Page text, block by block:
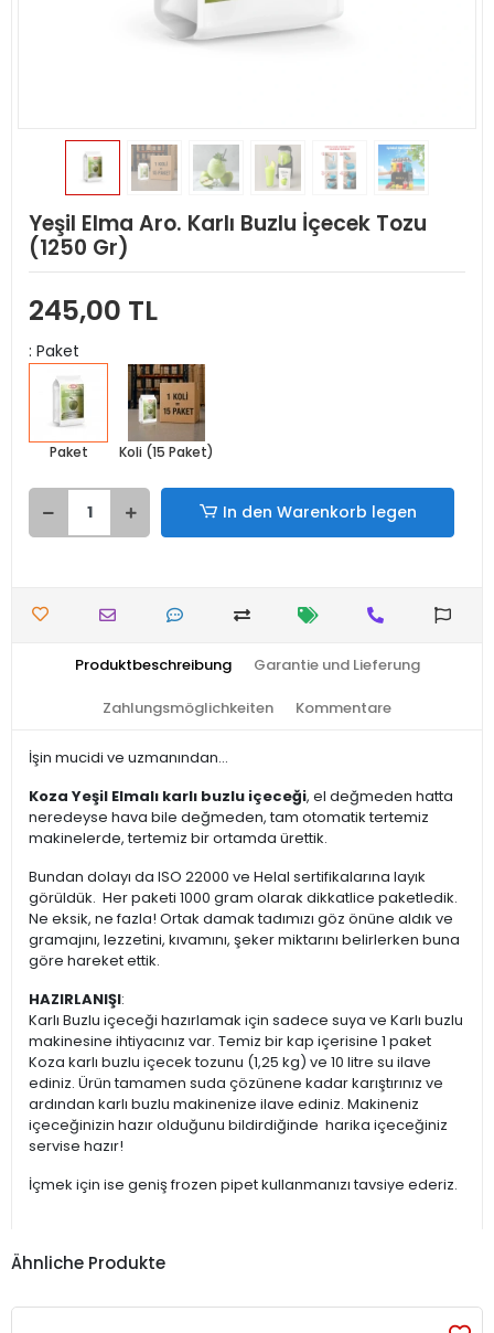
Yeşil Elma Aro. Karlı Buzlu İçecek Tozu
(1250 Gr)
245,00 TL
: Paket
Paket Koli (15 Paket)
In den Warenkorb legen
Produktbeschreibung Garantie und Lieferung
Zahlungsmöglichkeiten Kommentare
İşin mucidi ve uzmanından...
Koza Yeşil Elmalı karlı buzlu içeceği, el değmeden hatta
neredeyse hava bile değmeden, tam otomatik tertemiz
makinelerde, tertemiz bir ortamda ürettik.
Bundan dolayı da ISO 22000 ve Helal sertifikalarına layık
görüldük. Her paketi 1000 gram olarak dikkatlice paketledik.
Ne eksik, ne fazla! Ortak damak tadımızı göz önüne aldık ve
gramajını, lezzetini, kıvamını, şeker miktarını belirlerken buna
göre hareket ettik.
HAZIRLANIŞI:
Karlı Buzlu içeceği hazırlamak için sadece suya ve Karlı buzlu
makinesine ihtiyacınız var. Temiz bir kap içerisine 1 paket
Koza karlı buzlu içecek tozunu (1,25 kg) ve 10 litre su ilave
ediniz. Ürün tamamen suda çözünene kadar karıştırınız ve
ardından karlı buzlu makinenize ilave ediniz. Makineniz
içeceğinizin hazır olduğunu bildirdiğinde harika içeceğiniz
servise hazır!
İçmek için ise geniş frozen pipet kullanmanızı tavsiye ederiz.
Ähnliche Produkte